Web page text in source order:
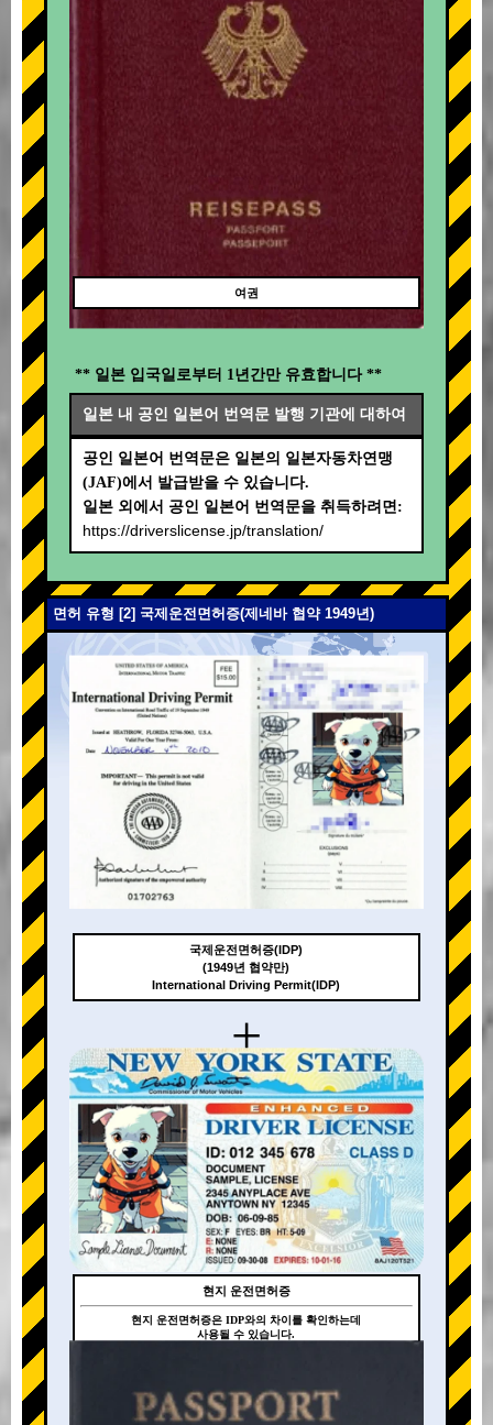
여권
** 일본 입국일로부터 1년간만 유효합니다 **
일본 내 공인 일본어 번역문 발행 기관에 대하여
공인 일본어 번역문은 일본의 일본자동차연맹
(JAF)에서 발급받을 수 있습니다.
일본 외에서 공인 일본어 번역문을 취득하려면:
https://driverslicense.jp/translation/
면허 유형 [2] 국제운전면허증(제네바 협약 1949년)
+
+
국제운전면허증(IDP)
(1949년 협약만)
International Driving Permit(IDP)
현지 운전면허증
현지 운전면허증은 IDP와의 차이를 확인하는데
사용될 수 있습니다.